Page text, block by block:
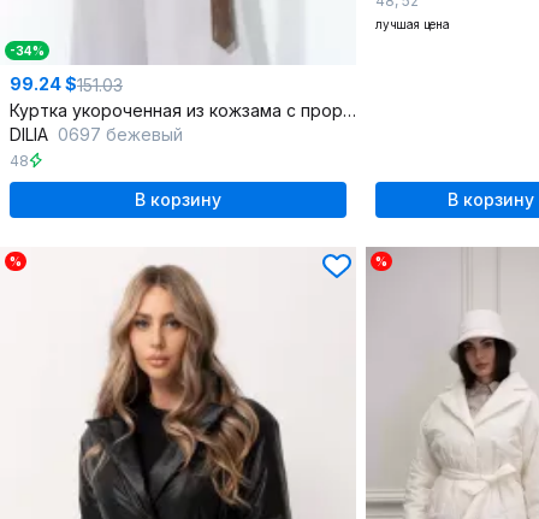
-34%
99.24 $151.03
Куртка укороченная из кожзама с прорезными карманами и поясом
DILIA 0697 бежевый
48
В корзину
лучшая цена
В корзину
% %